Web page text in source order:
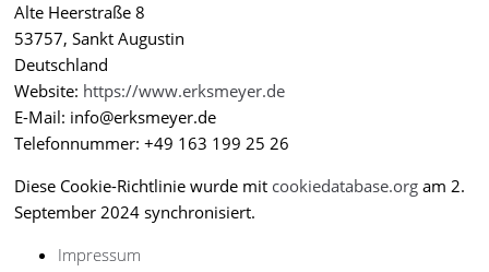
Alte Heerstraße 8
53757, Sankt Augustin
Deutschland
Website: https://www.erksmeyer.de
E-Mail: info@erksmeyer.de
Telefonnummer: +49 163 199 25 26
Diese Cookie-Richtlinie wurde mit cookiedatabase.org am 2.
September 2024 synchronisiert.
Impressum